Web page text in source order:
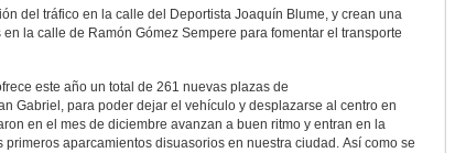
del tráfico en la calle del Deportista Joaquín Blume, y crean una
la calle de Ramón Gómez Sempere para fomentar el transporte
este año un total de 261 nuevas plazas de
Gabriel, para poder dejar el vehículo y desplazarse al centro en
en el mes de diciembre avanzan a buen ritmo y entran en la
aparcamientos disuasorios en nuestra ciudad. Así como se